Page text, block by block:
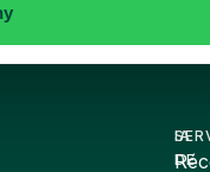
DE
IA